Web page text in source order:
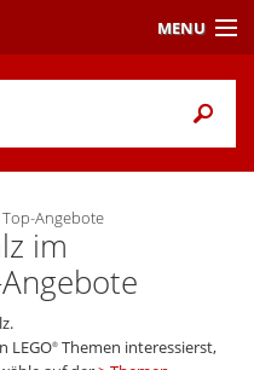
Top-Angebote
im
LEGO® Themen interessierst,
MENU